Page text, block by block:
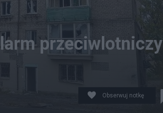
przeciwlotniczy
Obserwuj notkę